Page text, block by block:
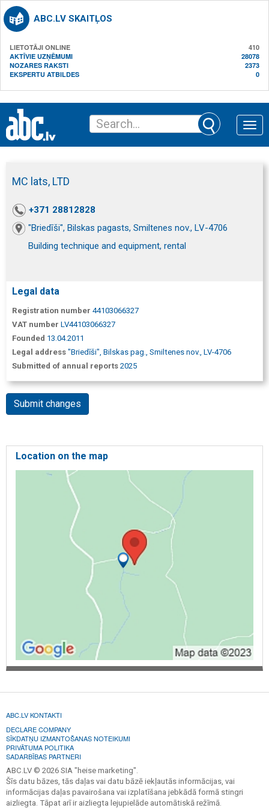
ABC.LV SKAITĻOS
LIETOTĀJI ONLINE
410
AKTĪVIE UZŅĒMUMI
28078
NOZARES RAKSTI
2373
EKSPERTU ATBILDES
0
Toggle
MC lats, LTD
+371 28812828
"Briedīši", Bilskas pagasts, Smiltenes nov., LV-4706
Building technique and equipment, rental
Legal data
Registration number 44103066327
VAT number LV44103066327
Founded 13.04.2011
Legal address "Briedīši", Bilskas pag., Smiltenes nov., LV-4706
Submitted of annual reports 2025
Submit changes
Location on the map
ABC.LV KONTAKTI
DECLARE COMPANY
SĪKDATŅU IZMANTOŠANAS NOTEIKUMI
PRIVĀTUMA POLITIKA
SADARBĪBAS PARTNERI
ABC.LV © 2026 SIA "heise marketing".
Šīs datu bāzes, tās daļas vai datu bāzē iekļautās informācijas, vai
informācijas daļas pavairošana vai izplatīšana jebkādā formā stingri
aizliegta. Tāpat arī ir aizliegta lejupielāde automātiskā režīmā.